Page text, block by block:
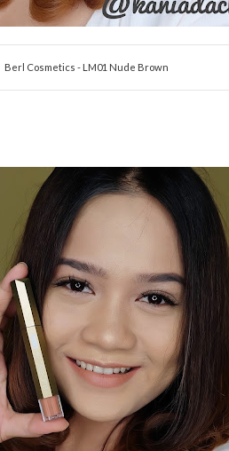
Berl Cosmetics - LM01 Nude Brown